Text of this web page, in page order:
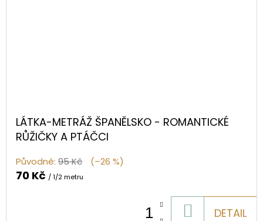
LÁTKA-METRÁŽ ŠPANĚLSKO - ROMANTICKÉ
RŮŽIČKY A PTÁČCI
Původně: 95 Kč (–26 %)
70 Kč / 1/2 metru
DETAIL